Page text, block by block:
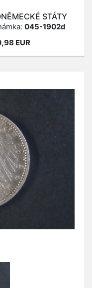
STÁTY
045-1902d
EUR